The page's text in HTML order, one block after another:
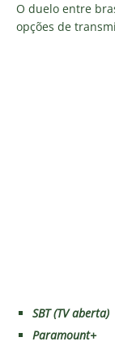
O duelo entre
opções de
SBT (TV aberta)
Paramount+